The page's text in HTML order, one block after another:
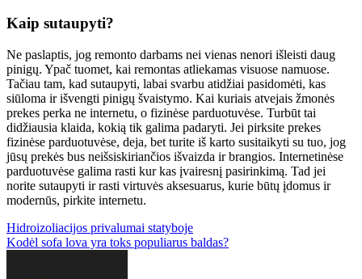
Kaip sutaupyti?
Ne paslaptis, jog remonto darbams nei vienas nenori išleisti daug
pinigų. Ypač tuomet, kai remontas atliekamas visuose namuose.
Tačiau tam, kad sutaupyti, labai svarbu atidžiai pasidomėti, kas
siūloma ir išvengti pinigų švaistymo. Kai kuriais atvejais žmonės
prekes perka ne internetu, o fizinėse parduotuvėse. Turbūt tai
didžiausia klaida, kokią tik galima padaryti. Jei pirksite prekes
fizinėse parduotuvėse, deja, bet turite iš karto susitaikyti su tuo, jog
jūsų prekės bus neišsiskiriančios išvaizda ir brangios. Internetinėse
parduotuvėse galima rasti kur kas įvairesnį pasirinkimą. Tad jei
norite sutaupyti ir rasti virtuvės aksesuarus, kurie būtų įdomus ir
modernūs, pirkite internetu.
Navigacija
tarp
Hidroizoliacijos privalumai statyboje
Kodėl sofa lova yra toks populiarus baldas?